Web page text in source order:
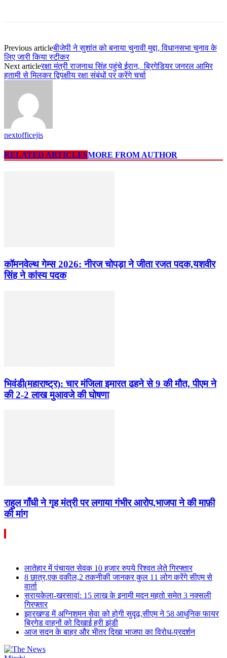
Previous articleबीजेपी ने सुशांत को बनाया चुनावी मुद्दा, विधानसभा चुनाव के
लिए जारी किया स्टीकर
Next articleरक्षा मंत्री राजनाथ सिंह पहुंचे ईरान, ब्रिगेडियर जनरल आमिर
हतामी से मिलकर द्विपक्षीय रक्षा संबंधों पर करेंगे चर्चा
nextofficejis
RELATED ARTICLESMORE FROM AUTHOR
कॉमनवेल्थ गेम्स 2026: नीरज चोपड़ा ने जीता रजत पदक,यशवीर
सिंह ने कांस्य पदक
भिवंडी(महाराष्ट्र): चार मंजिला इमारत ढहने से 9 की मौत, पीएम ने
की 2-2 लाख मुआवजे की घोषणा
राहुल गाँधी ने गृह मंत्री पर लगाया गंभीर आरोप,भाजपा ने की माफ़ी
की मांग
लातेहार में पंचायत सेवक 10 हजार रुपये रिश्वत लेते गिरफ्तार
8 छात्र,एक वकील,2 तकनीकी जानकर कुल 11 लोग करेंगे सीएम से
वार्ता
सरायकेला-खरसावां: 15 लाख के इनामी मदन महतो समेत 3 नक्सली
गिरफ्तार
झारखण्ड में अग्निशमन सेवा को होगी सुदृढ़,सीएम ने 58 आधुनिक फायर
ब्रिगेड वाहनों को दिखाई हरी झंडी
आज सदन के बाहर और भीतर दिखा भाजपा का विरोध-प्रदर्शन